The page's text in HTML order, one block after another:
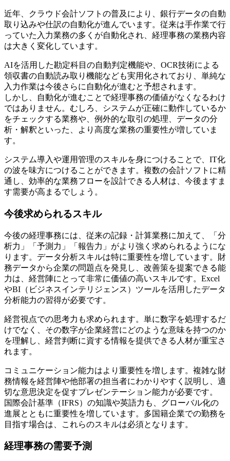
近年、クラウド会計ソフトの普及により、銀行データの自動
取り込みや仕訳の自動化が進んでいます。従来は手作業で行
っていた入力業務の多くが自動化され、経理事務の業務内容
は大きく変化しています。
AIを活用した勘定科目の自動判定機能や、OCR技術による
領収書の自動読み取り機能なども実用化されており、単純な
入力作業は今後さらに自動化が進むと予想されます。
しかし、自動化が進むことで経理事務の価値がなくなるわけ
ではありません。むしろ、システムが正確に動作しているか
をチェックする業務や、例外的な取引の処理、データの分
析・解釈といった、より高度な業務の重要性が増していま
す。
システム導入や運用管理のスキルを身につけることで、IT化
の波を味方につけることができます。複数の会計ソフトに精
通し、効率的な業務フローを設計できる人材は、今後ますま
す需要が高まるでしょう。
今後求められるスキル
今後の経理事務には、従来の記録・計算業務に加えて、「分
析力」「予測力」「報告力」がより強く求められるようにな
ります。データ分析スキルは特に重要性を増しています。財
務データから企業の問題点を発見し、改善策を提案できる能
力は、経営陣にとって非常に価値の高いスキルです。Excel
やBI（ビジネスインテリジェンス）ツールを活用したデータ
分析能力の習得が必要です。
経営視点での思考力も求められます。単に数字を処理するだ
けでなく、その数字が企業経営にどのような意味を持つのか
を理解し、経営判断に資する情報を提供できる人材が重宝さ
れます。
コミュニケーション能力はより重要性を増します。複雑な財
務情報を経営陣や他部署の担当者にわかりやすく説明し、適
切な意思決定を促すプレゼンテーション能力が必要です。
国際会計基準（IFRS）の知識や英語力も、グローバル化の
進展とともに重要性を増しています。多国籍企業での勤務を
目指す場合は、これらのスキルは必須となります。
経理事務の需要予測